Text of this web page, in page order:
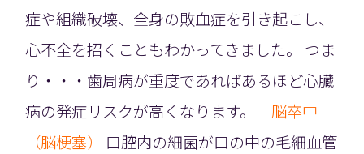
症や組織破壊、全身の敗血症を引き起こし、
心不全を招くこともわかってきました。 つま
り・・・歯周病が重度であればあるほど心臓
病の発症リスクが高くなります。 脳卒中
（脳梗塞）
口腔内の細菌が口の中の毛細血管